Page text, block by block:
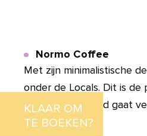
FacebookLinkedIn
KLAAR OM
TE BOEKEN?
Normo Coffee
Met zijn minimalistische
onder de Locals. Dit is
voordat je de stad gaat